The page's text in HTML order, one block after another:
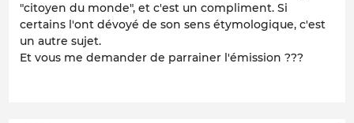
"citoyen du monde", et c'est un compliment. Si
certains l'ont dévoyé de son sens étymologique, c'est
un autre sujet.
Et vous me demander de parrainer l'émission ???